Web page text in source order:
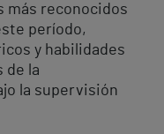
más reconocidos
período,
y habilidades
de la
la supervisión